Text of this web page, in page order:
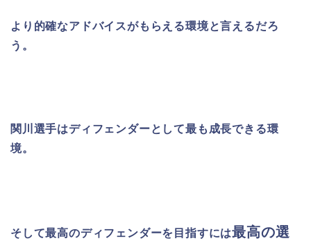
より的確なアドバイスがもらえる環境と言えるだろ
う。
関川選手はディフェンダーとして最も成長できる環
境。
そして最高のディフェンダーを目指すには最高の選